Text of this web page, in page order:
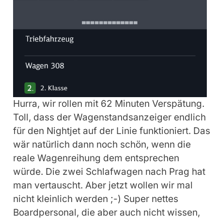
Hurra, wir rollen mit 62 Minuten Verspätung.
Toll, dass der Wagenstandsanzeiger endlich
für den Nightjet auf der Linie funktioniert. Das
wär natürlich dann noch schön, wenn die
reale Wagenreihung dem entsprechen
würde. Die zwei Schlafwagen nach Prag hat
man vertauscht. Aber jetzt wollen wir mal
nicht kleinlich werden ;-) Super nettes
Boardpersonal, die aber auch nicht wissen,